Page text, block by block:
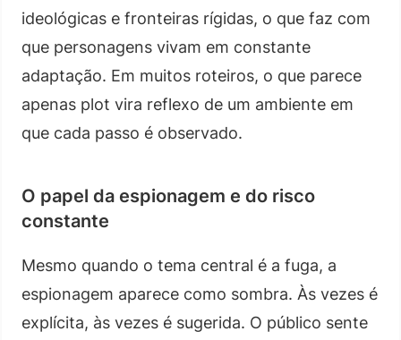
ideológicas e fronteiras rígidas, o que faz com
que personagens vivam em constante
adaptação. Em muitos roteiros, o que parece
apenas plot vira reflexo de um ambiente em
que cada passo é observado.
O papel da espionagem e do risco
constante
Mesmo quando o tema central é a fuga, a
espionagem aparece como sombra. Às vezes é
explícita, às vezes é sugerida. O público sente